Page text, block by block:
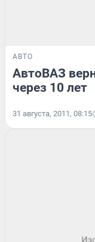
АВТО
АвтоВАЗ
через 10 лет
31 августа, 2011, 08:15